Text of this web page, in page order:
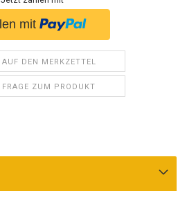
AUF DEN MERKZETTEL
FRAGE ZUM PRODUKT